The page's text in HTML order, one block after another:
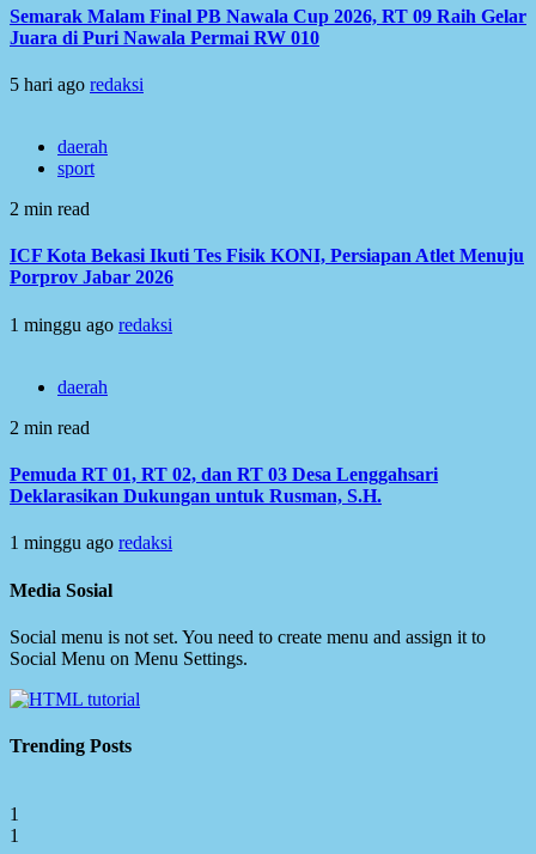
Semarak Malam Final PB Nawala Cup 2026, RT 09 Raih Gelar
Juara di Puri Nawala Permai RW 010
5 hari ago redaksi
daerah
sport
2 min read
ICF Kota Bekasi Ikuti Tes Fisik KONI, Persiapan Atlet Menuju
Porprov Jabar 2026
1 minggu ago redaksi
daerah
2 min read
Pemuda RT 01, RT 02, dan RT 03 Desa Lenggahsari
Deklarasikan Dukungan untuk Rusman, S.H.
1 minggu ago redaksi
Media Sosial
Social menu is not set. You need to create menu and assign it to
Social Menu on Menu Settings.
Trending Posts
1
1